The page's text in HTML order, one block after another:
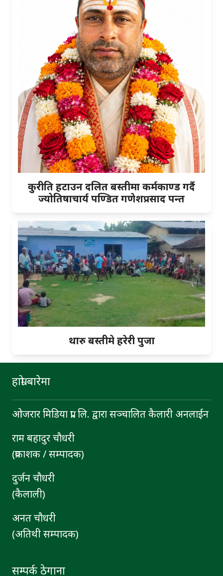
कुरीति हटाउन दलित बस्तीमा कर्मकाण्ड गर्दै
ज्योतिषाचार्य पण्डित गणेशप्रसाद पन्त
थारु बस्तीमे हरेरी पुजा
हाम्रो बारेमा
ओजरार मिडिया प्रा. लि. द्वारा सञ्चालित कैलारी अनलाईन
राम बहादुर चाैधरी
(प्रकाशक / सम्पादक)
दुर्जन चाैधरी
(कैलाली)
अनत चौधरी
(अतिथी सम्पादक)
सम्पर्क ठेगाना